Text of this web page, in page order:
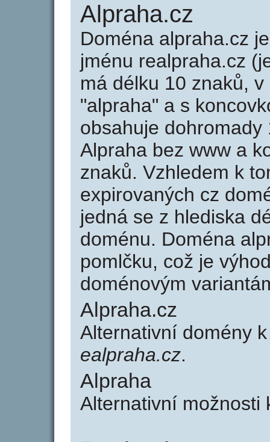
Alpraha.cz
Doména alpraha.cz
jménu realpraha.cz
má délku 10 znaků,
"alpraha" a s
obsahuje
Alpraha bez www a
znaků. Vzhledem k
expirovaných cz
jedná se z hlediska
doménu. Doména
pomlčku, což je
doménovým
Alpraha.cz
Alternativní domény
ealpraha.cz.
Alpraha
Alternativní